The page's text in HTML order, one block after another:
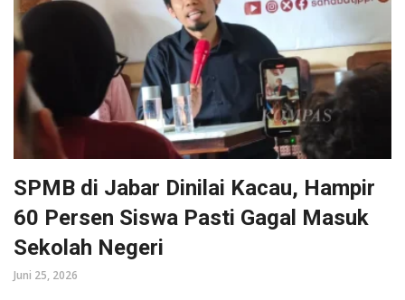
SPMB di Jabar Dinilai Kacau, Hampir
60 Persen Siswa Pasti Gagal Masuk
Sekolah Negeri
Juni 25, 2026